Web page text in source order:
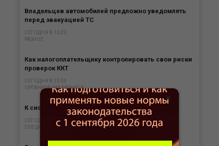
Владельцев автомобилей предложно уведомлять
перед эвакуацией ТС
СЕГОДНЯ В 16:29
РАЗНОЕ
Как налогоплательщику контролировать свои риски
проверок ККТ
СЕГОДНЯ В 15:59
ОРГАНИЗАЦИЯ БИЗНЕСА
К системе АУСН присоединился Морской банк
СЕГОДНЯ В 15:31
СПЕЦРЕЖИМЫ
×